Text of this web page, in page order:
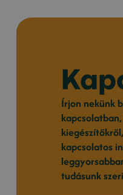
Írjon nekünk
kapcsolatos
tudásunk